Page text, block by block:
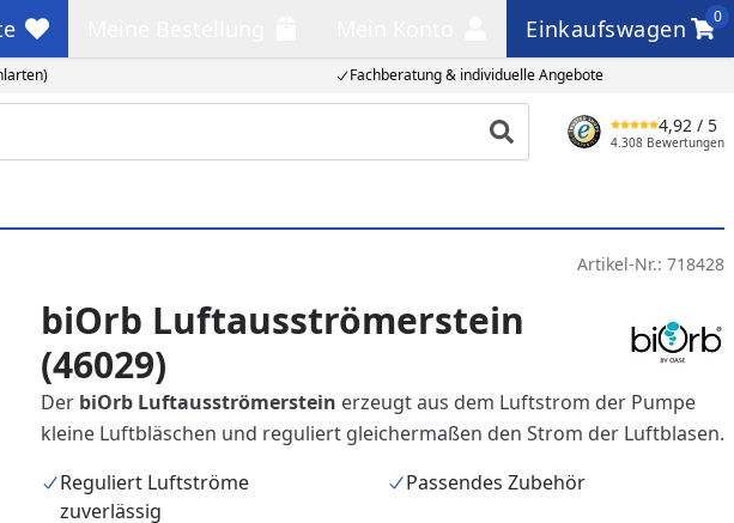
Fachberatung & individuelle Angebote
Einkaufswagen
0
Einkaufswagen
Produkt suchen
4,92 / 5
4.308 Bewertungen
Artikel-Nr.: 718428
biOrb Luftausströmerstein
(46029)
Der biOrb Luftausströmerstein erzeugt aus dem Luftstrom der Pumpe
kleine Luftbläschen und reguliert gleichermaßen den Strom der Luftblasen.
Reguliert Luftströme
zuverlässig
Passendes Zubehör